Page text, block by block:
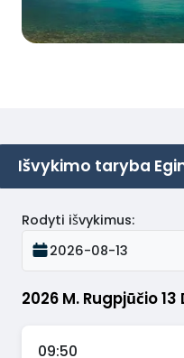
Išvykimo taryba
2026 M. Rugpjūčio
Rodyti išvykimus:
2026-08-13
09:50